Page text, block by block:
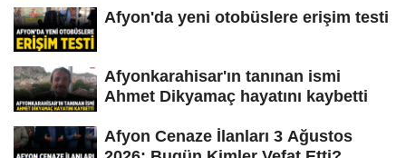
Afyon'da yeni otobüslere erişim testi
Afyonkarahisar'ın tanınan ismi
Ahmet Dikyamaç hayatını kaybetti
Afyon Cenaze İlanları 3 Ağustos